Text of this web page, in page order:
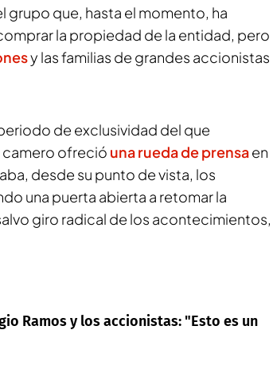
grupo que, hasta el momento, ha
la propiedad de la entidad, pero
y las familias de grandes accionistas
de exclusividad del que
camero ofreció una rueda de prensaen
desde su punto de vista, los
una puerta abierta a retomar la
giro radical de los acontecimientos,
Ramos y los accionistas: "Esto es un